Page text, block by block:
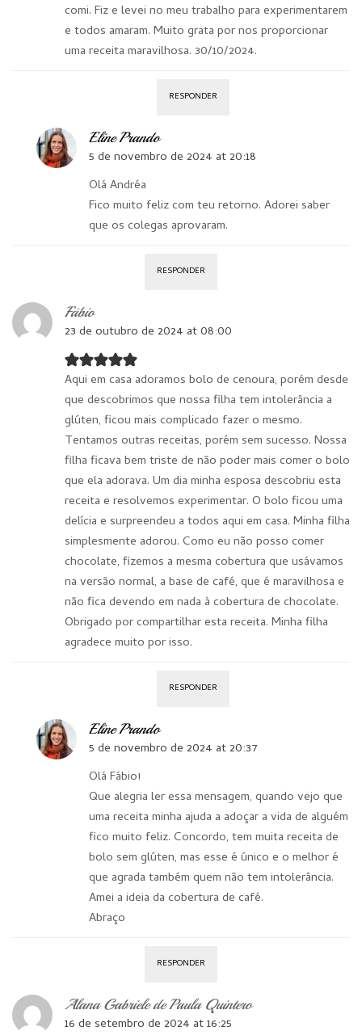
comi. Fiz e levei no meu trabalho para experimentarem
e todos amaram. Muito grata por nos proporcionar
uma receita maravilhosa. 30/10/2024.
RESPONDER
Eline Prando
5 de novembro de 2024 at 20:18
Olá Andréa
Fico muito feliz com teu retorno. Adorei saber
que os colegas aprovaram.
RESPONDER
Fábio
23 de outubro de 2024 at 08:00
Aqui em casa adoramos bolo de cenoura, porém desde
que descobrimos que nossa filha tem intolerância a
glúten, ficou mais complicado fazer o mesmo.
Tentamos outras receitas, porém sem sucesso. Nossa
filha ficava bem triste de não poder mais comer o bolo
que ela adorava. Um dia minha esposa descobriu esta
receita e resolvemos experimentar. O bolo ficou uma
delícia e surpreendeu a todos aqui em casa. Minha filha
simplesmente adorou. Como eu não posso comer
chocolate, fizemos a mesma cobertura que usávamos
na versão normal, a base de café, que é maravilhosa e
não fica devendo em nada à cobertura de chocolate.
Obrigado por compartilhar esta receita. Minha filha
agradece muito por isso.
RESPONDER
Eline Prando
5 de novembro de 2024 at 20:37
Olá Fábio!
Que alegria ler essa mensagem, quando vejo que
uma receita minha ajuda a adoçar a vida de alguém
fico muito feliz. Concordo, tem muita receita de
bolo sem glúten, mas esse é único e o melhor é
que agrada também quem não tem intolerância.
Amei a ideia da cobertura de café.
Abraço
RESPONDER
Alana Gabriele de Paula Quintero
16 de setembro de 2024 at 16:25